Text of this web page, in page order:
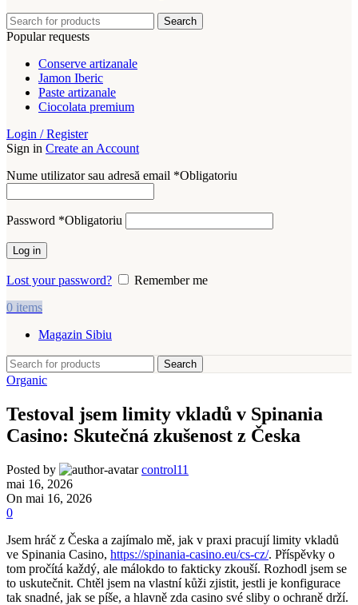
Search
Popular requests
Conserve artizanale
Jamon Iberic
Paste artizanale
Ciocolata premium
Login / Register
Sign in Create an Account
Nume utilizator sau adresă email *Obligatoriu
Password *Obligatoriu
Log in
Lost your password?
Remember me
0 items
Magazin Sibiu
Search
Organic
Testoval jsem limity vkladů v Spinania
Casino: Skutečná zkušenost z Česka
Posted by
control11
mai 16, 2026
On mai 16, 2026
0
Jsem hráč z Česka a zajímalo mě, jak v praxi pracují limity vkladů
ve Spinania Casino, https://spinania-casino.eu/cs-cz/. Příspěvky o
tom pročítá každý, ale málokdo to fakticky zkouší. Rozhodl jsem se
to uskutečnit. Chtěl jsem na vlastní kůži zjistit, jestli je konfigurace
tak snadné, jak se píše, a hlavně zda casino své sliby o ochraně drží.